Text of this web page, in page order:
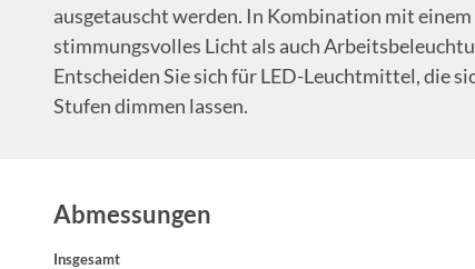
ausgetauscht werden. In Kombination mit
stimmungsvolles Licht als auch
Entscheiden Sie sich für LED-Leuchtmittel, die
Stufen dimmen lassen.
Abmessungen
Insgesamt